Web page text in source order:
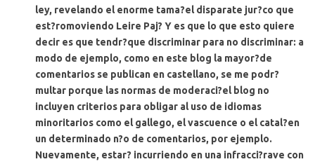
ley, revelando el enorme tama?el disparate jur?co que
est?romoviendo Leire Paj? Y es que lo que esto quiere
decir es que tendr?que discriminar para no discriminar: a
modo de ejemplo, como en este blog la mayor?de
comentarios se publican en castellano, se me podr?
multar porque las normas de moderaci?el blog no
incluyen criterios para obligar al uso de idiomas
minoritarios como el gallego, el vascuence o el catal?en
un determinado n?o de comentarios, por ejemplo.
Nuevamente, estar? incurriendo en una infracci?rave con